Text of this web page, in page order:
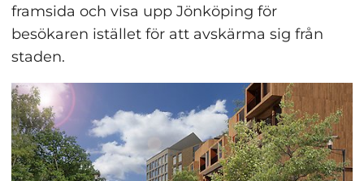
framsida och visa upp Jönköping för
besökaren istället för att avskärma sig från
staden.